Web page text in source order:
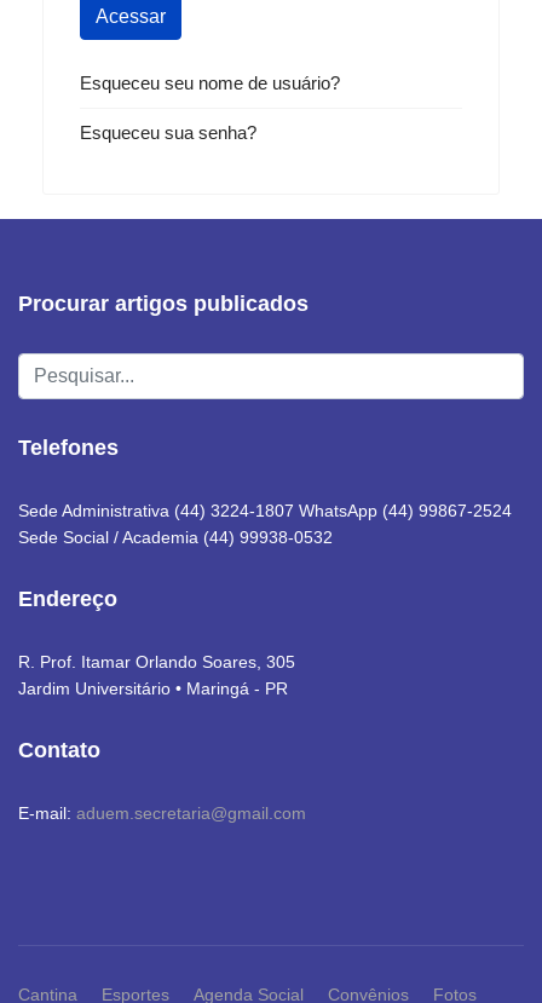
Acessar
Esqueceu seu nome de usuário?
Esqueceu sua senha?
Procurar artigos publicados
Pesquisar...
Telefones
Sede Administrativa (44) 3224-1807 WhatsApp (44) 99867-2524
Sede Social / Academia (44) 99938-0532
Endereço
R. Prof. Itamar Orlando Soares, 305
Jardim Universitário • Maringá - PR
Contato
E-mail: aduem.secretaria@gmail.com
Cantina Esportes Agenda Social Convênios Fotos